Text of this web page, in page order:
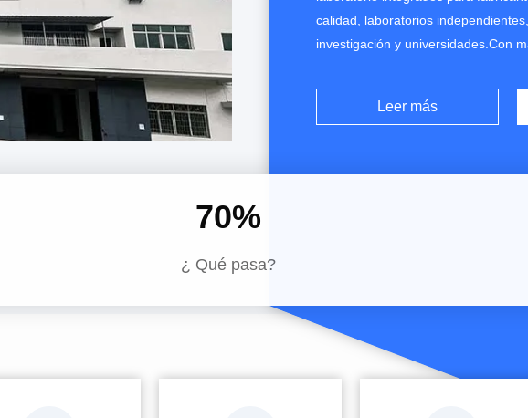
calidad, laboratorios
investigación y universidades.Con
conocimiento de los estándares
diseño eléctrico, la programación
Leer más
70%
¿ Qué pasa?